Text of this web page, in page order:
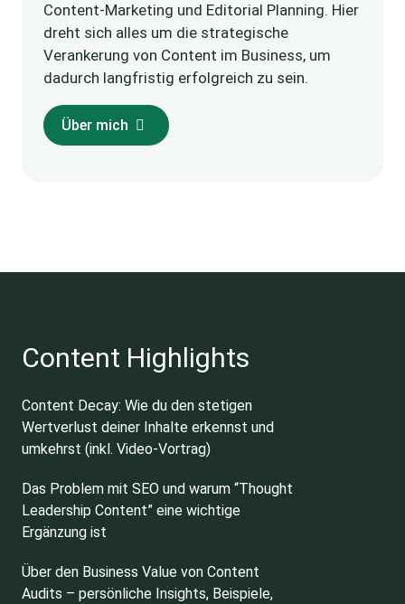
Content-Marketing und Editorial Planning. Hier
dreht sich alles um die strategische
Verankerung von Content im Business, um
dadurch langfristig erfolgreich zu sein.
Über mich
Content Highlights
Content Decay: Wie du den stetigen
Wertverlust deiner Inhalte erkennst und
umkehrst (inkl. Video-Vortrag)
Das Problem mit SEO und warum “Thought
Leadership Content” eine wichtige
Ergänzung ist
Über den Business Value von Content
Audits – persönliche Insights, Beispiele,